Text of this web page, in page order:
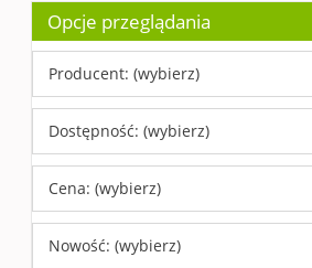
Opcje przeglądania
Producent: (wybierz)
Dostępność: (wybierz)
Cena: (wybierz)
Nowość: (wybierz)